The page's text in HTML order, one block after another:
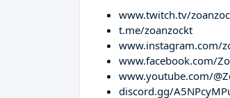
www.twitch.tv/
t.me/zoanzockt
www.instagram.com/
www.facebook.com/
www.youtube.com/
discord.gg/